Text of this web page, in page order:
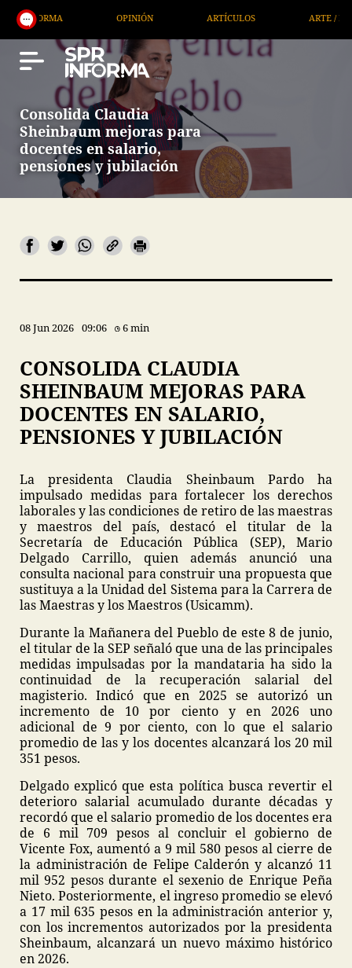
OPINIÓN ARTÍCULOS ARTE /
Consolida Claudia
Sheinbaum mejoras para
docentes en salario,
pensiones y jubilación
08 Jun 2026 09:06 6 min
CONSOLIDA CLAUDIA
SHEINBAUM MEJORAS PARA
DOCENTES EN SALARIO,
PENSIONES Y JUBILACIÓN
La presidenta Claudia Sheinbaum Pardo ha
impulsado medidas para fortalecer los derechos
laborales y las condiciones de retiro de las maestras
y maestros del país, destacó el titular de la
Secretaría de Educación Pública (SEP), Mario
Delgado Carrillo, quien además anunció una
consulta nacional para construir una propuesta que
sustituya a la Unidad del Sistema para la Carrera de
las Maestras y los Maestros (Usicamm).
Durante la Mañanera del Pueblo de este 8 de junio,
el titular de la SEP señaló que una de las principales
medidas impulsadas por la mandataria ha sido la
continuidad de la recuperación salarial del
magisterio. Indicó que en 2025 se autorizó un
incremento de 10 por ciento y en 2026 uno
adicional de 9 por ciento, con lo que el salario
promedio de las y los docentes alcanzará los 20 mil
351 pesos.
Delgado explicó que esta política busca revertir el
deterioro salarial acumulado durante décadas y
recordó que el salario promedio de los docentes era
de 6 mil 709 pesos al concluir el gobierno de
Vicente Fox, aumentó a 9 mil 580 pesos al cierre de
la administración de Felipe Calderón y alcanzó 11
mil 952 pesos durante el sexenio de Enrique Peña
Nieto. Posteriormente, el ingreso promedio se elevó
a 17 mil 635 pesos en la administración anterior y,
con los incrementos autorizados por la presidenta
Sheinbaum, alcanzará un nuevo máximo histórico
en 2026.